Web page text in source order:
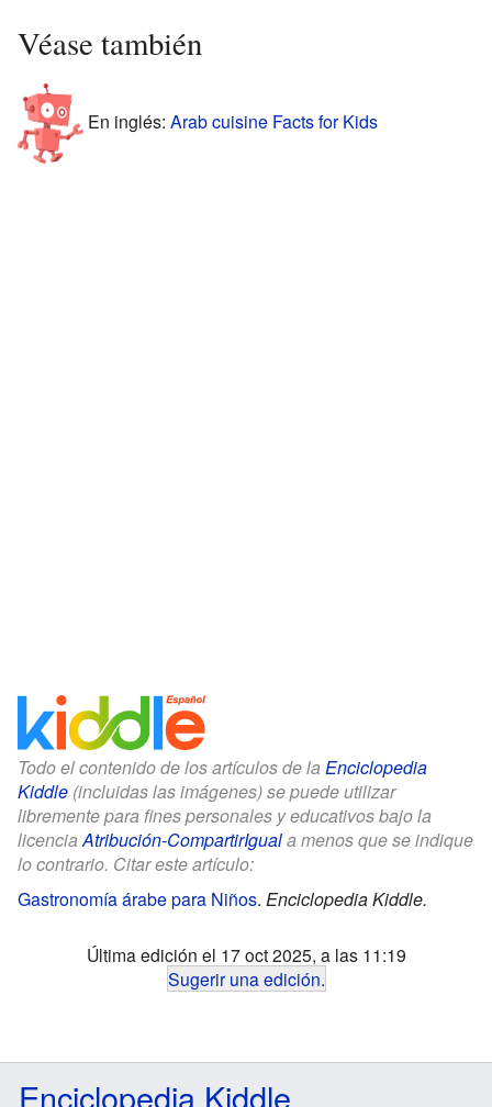
Véase también
En inglés: Arab cuisine Facts for Kids
Todo el contenido de los artículos de la Enciclopedia
Kiddle (incluidas las imágenes) se puede utilizar
libremente para fines personales y educativos bajo la
licenciaAtribución-CompartirIguala menos que se indique
lo contrario. Citar este artículo:
Gastronomía árabe para Niños. Enciclopedia Kiddle.
Última edición el 17 oct 2025, a las 11:19
Sugerir una edición.
Enciclopedia Kiddle